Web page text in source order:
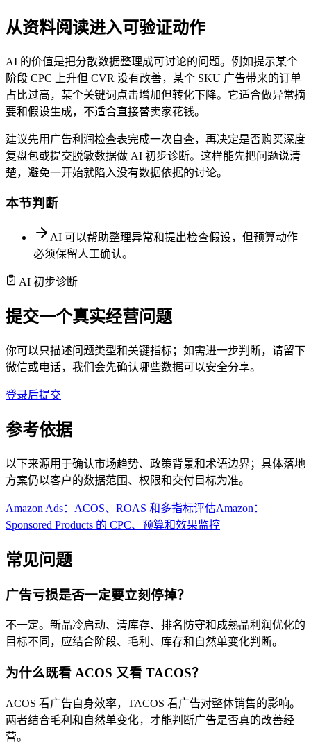
从资料阅读进入可验证动作
AI 的价值是把分散数据整理成可讨论的问题。例如提示某个
阶段 CPC 上升但 CVR 没有改善，某个 SKU 广告带来的订单
占比过高，某个关键词点击增加但转化下降。它适合做异常摘
要和假设生成，不适合直接替卖家花钱。
建议先用广告利润检查表完成一次自查，再决定是否购买深度
复盘包或提交脱敏数据做 AI 初步诊断。这样能先把问题说清
楚，避免一开始就陷入没有数据依据的讨论。
本节判断
AI 可以帮助整理异常和提出检查假设，但预算动作
必须保留人工确认。
AI 初步诊断
提交一个真实经营问题
你可以只描述问题类型和关键指标；如需进一步判断，请留下
微信或电话，我们会先确认哪些数据可以安全分享。
登录后提交
参考依据
以下来源用于确认市场趋势、政策背景和术语边界；具体落地
方案仍以客户的数据范围、权限和交付目标为准。
Amazon Ads：ACOS、ROAS 和多指标评估Amazon：
Sponsored Products 的 CPC、预算和效果监控
常见问题
广告亏损是否一定要立刻停掉？
不一定。新品冷启动、清库存、排名防守和成熟品利润优化的
目标不同，应结合阶段、毛利、库存和自然单变化判断。
为什么既看 ACOS 又看 TACOS？
ACOS 看广告自身效率，TACOS 看广告对整体销售的影响。
两者结合毛利和自然单变化，才能判断广告是否真的改善经
营。